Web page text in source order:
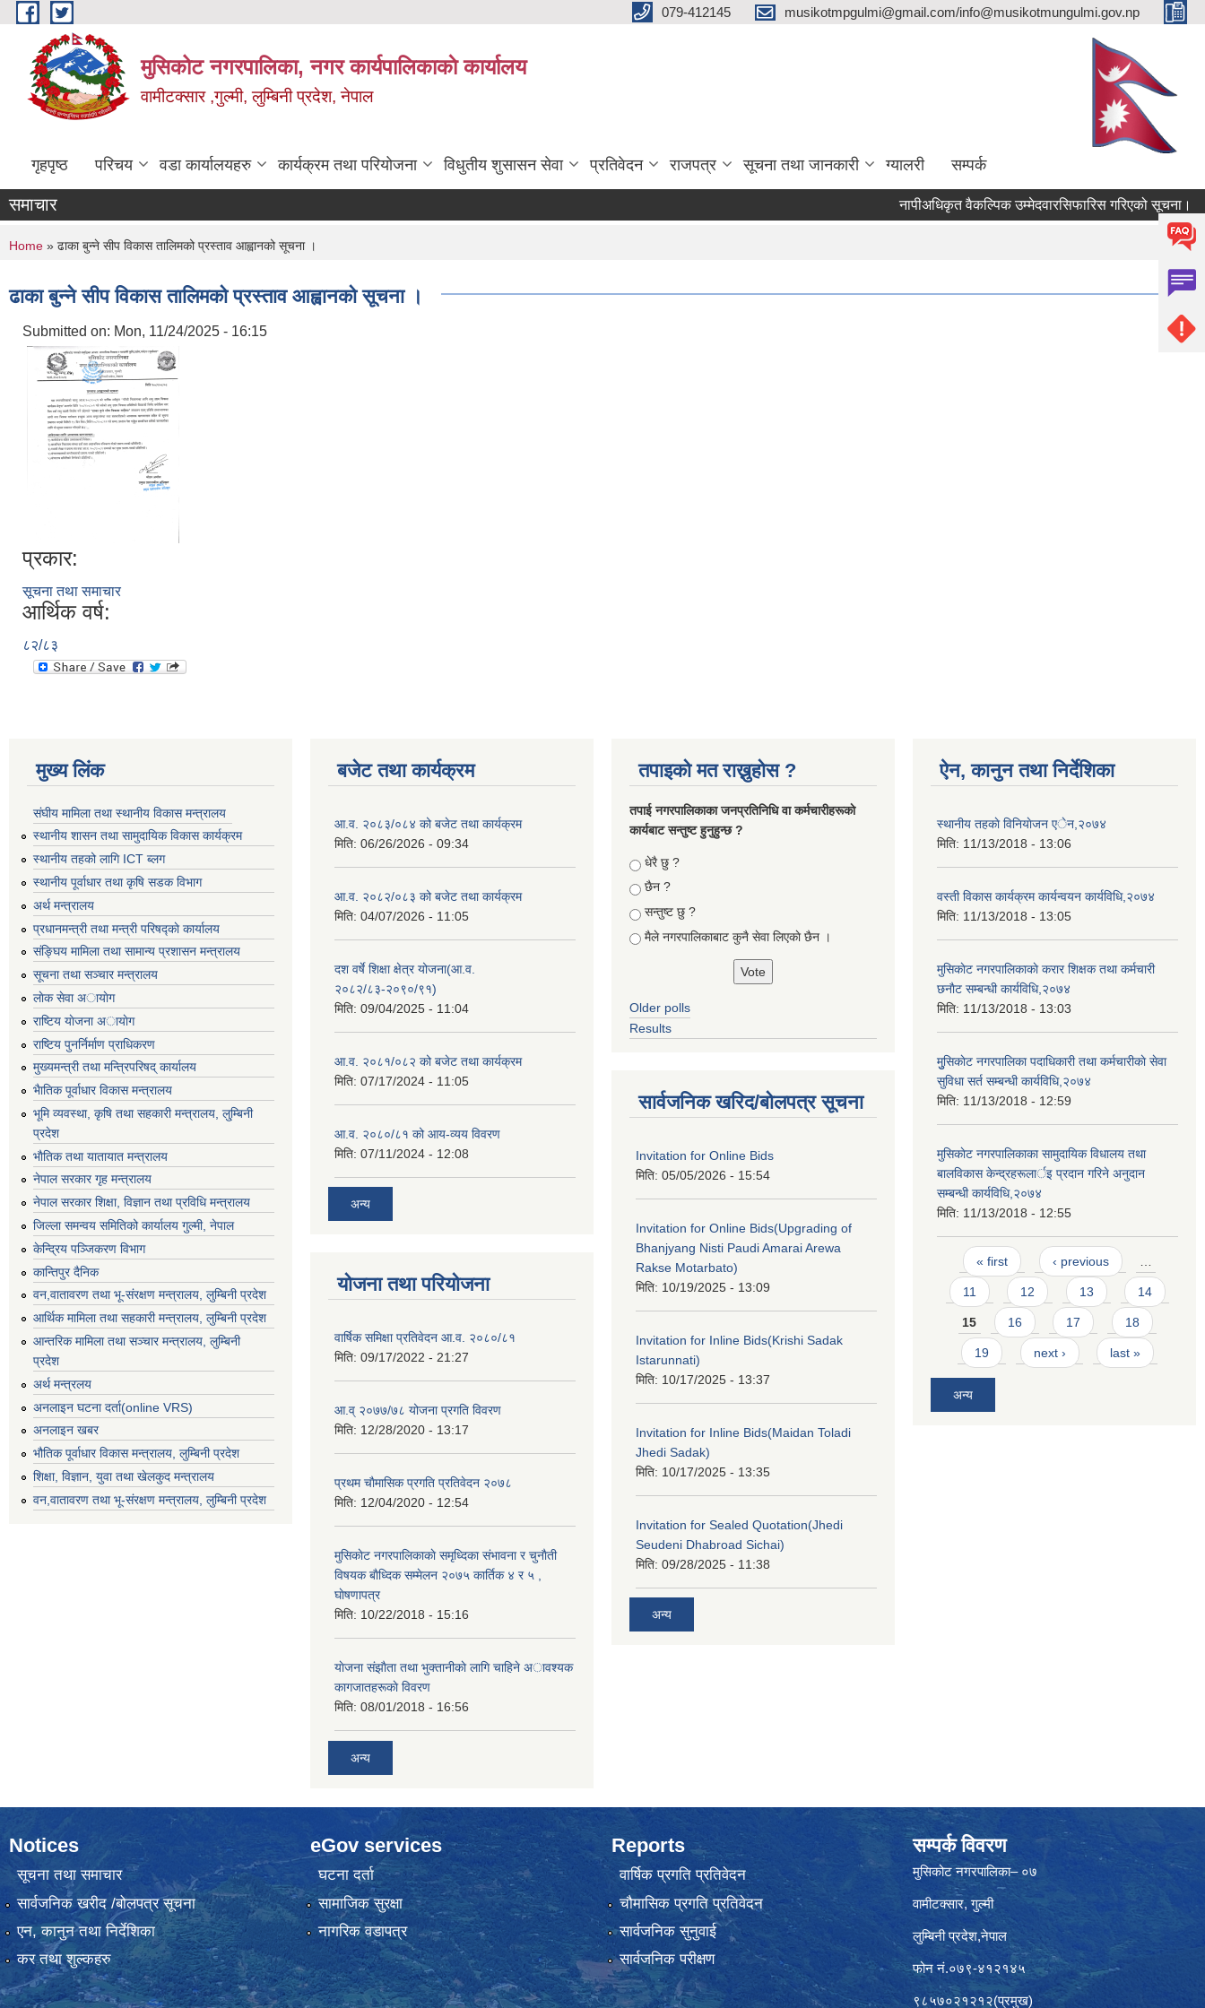
Skip to main content 079-412145 musikotmpgulmi@gmail.com/info@musikotmungulmi.gov.np
मुसिकोट नगरपालिका, नगर कार्यपालिकाकाे कार्यालय
वामीटक्सार ,गुल्मी, लुम्बिनी प्रदेश, नेपाल
गृहपृष्ठ परिचय वडा कार्यालयहरु कार्यक्रम तथा परियोजना विधुतीय शुसासन सेवा प्रतिवेदन राजपत्र सूचना तथा जानकारी ग्यालरी सम्पर्क
समाचार नापीअधिकृत वैकल्पिक उम्मेदवारसिफारिस गरिएको सूचना।
You are here
Home » ढाका बुन्ने सीप विकास तालिमको प्रस्ताव आह्वानको सूचना ।
ढाका बुन्ने सीप विकास तालिमको प्रस्ताव आह्वानको सूचना ।
Submitted on: Mon, 11/24/2025 - 16:15
प्रकार:
सूचना तथा समाचार
आर्थिक वर्ष:
८२/८३
मुख्य लिंक
संघीय मामिला तथा स्थानीय विकास मन्त्रालय
स्थानीय शासन तथा सामुदायिक विकास कार्यक्रम
स्थानीय तहको लागि ICT ब्लग
स्थानीय पूर्वाधार तथा कृषि सडक विभाग
अर्थ मन्त्रालय
प्रधानमन्त्री तथा मन्त्री परिषद्काे कार्यालय
संङ्घिय मामिला तथा सामान्य प्रशासन मन्त्रालय
सूचना तथा सञ्चार मन्त्रालय
लाेक सेवा अायाेग
राष्टिय याेजना अायाेग
राष्टिय पुनर्निर्माण प्राधिकरण
मुख्यमन्त्री तथा मन्त्रिपरिषद् कार्यालय
भैातिक पूर्वाधार विकास मन्त्रालय
भूमि व्यवस्था, कृषि तथा सहकारी मन्त्रालय, लु्म्बिनी
प्रदेश
भाैतिक तथा यातायात मन्त्रालय
नेपाल सरकार गृह मन्त्रालय
नेपाल सरकार शिक्षा, विज्ञान तथा प्रविधि मन्त्रालय
जिल्ला समन्वय समितिको कार्यालय गुल्मी, नेपाल
केन्द्रिय पञ्जिकरण विभाग
कान्तिपुर दैनिक
वन,वातावरण तथा भू-संरक्षण मन्त्रालय, लुम्बिनी प्रदेश
आर्थिक मामिला तथा सहकारी मन्त्रालय, लुम्बिनी प्रदेश
आन्तरिक मामिला तथा सञ्चार मन्त्रालय, लुम्बिनी
प्रदेश
अर्थ मन्त्रलय
अनलाइन घटना दर्ता(online VRS)
अनलाइन खबर
भौतिक पूर्वाधार विकास मन्त्रालय, लुम्बिनी प्रदेश
शिक्षा, विज्ञान, युवा तथा खेलकुद मन्‍‍त्रालय
वन,वातावरण तथा भू-संरक्षण मन्त्रालय, लुम्बिनी प्रदेश
बजेट तथा कार्यक्रम
आ.व. २०८३/०८४ को बजेट तथा कार्यक्रम
मिति: 06/26/2026 - 09:34
आ.व. २०८२/०८३ को बजेट तथा कार्यक्रम
मिति: 04/07/2026 - 11:05
दश वर्षे शिक्षा क्षेत्र योजना(आ.व.
२०८२/८३-२०९०/९१)
मिति: 09/04/2025 - 11:04
आ.व. २०८१/०८२ को बजेट तथा कार्यक्रम
मिति: 07/17/2024 - 11:05
आ.व. २०८०/८१ को आय-व्यय विवरण
मिति: 07/11/2024 - 12:08
अन्य
योजना तथा परियोजना
वार्षिक समिक्षा प्रतिवेदन आ.व. २०८०/८१
मिति: 09/17/2022 - 21:27
आ.व् २०७७/७८ योजना प्रगति विवरण
मिति: 12/28/2020 - 13:17
प्रथम चाैमासिक प्रगति प्रतिवेदन २०७८
मिति: 12/04/2020 - 12:54
मुसिकाेट नगरपालिकाकाे समृध्दिका संभावना र चुनाैती
विषयक बाैध्दिक सम्मेलन २०७५ कार्तिक ४ र ५ ,
घाेषणापत्र
मिति: 10/22/2018 - 15:16
याेजना संझाैता तथा भुक्तानीकाे लागि चाहिने अावश्यक
कागजातहरूकाे विवरण
मिति: 08/01/2018 - 16:56
अन्य
तपाइको मत राख्नुहोस ?
तपा‌ई नगरपालिकाका जनप्रतिनिधि वा कर्मचारीहरूकाे
कार्यबाट सन्तुष्ट हुनुहुन्छ ?
Choices
धेरै छु ?
छैन ?
सन्तुष्ट छु ?
मैले नगरपालिकाबाट कुनै सेवा लिएकाे छैन ।
Older polls
Results
सार्वजनिक खरिद/बोलपत्र सूचना
Invitation for Online Bids
मिति: 05/05/2026 - 15:54
Invitation for Online Bids(Upgrading of
Bhanjyang Nisti Paudi Amarai Arewa
Rakse Motarbato)
मिति: 10/19/2025 - 13:09
Invitation for Inline Bids(Krishi Sadak
Istarunnati)
मिति: 10/17/2025 - 13:37
Invitation for Inline Bids(Maidan Toladi
Jhedi Sadak)
मिति: 10/17/2025 - 13:35
Invitation for Sealed Quotation(Jhedi
Seudeni Dhabroad Sichai)
मिति: 09/28/2025 - 11:38
अन्य
ऐन, कानुन तथा निर्देशिका
स्थानीय तहकाे विनियाेजन एेन,२०७४
मिति: 11/13/2018 - 13:06
वस्ती विकास कार्यक्रम कार्यन्वयन कार्यविधि,२०७४
मिति: 11/13/2018 - 13:05
मुसिकाेट नगरपालिकाकाे करार शिक्षक तथा कर्मचारी
छनाैट सम्बन्धी कार्यविधि,२०७४
मिति: 11/13/2018 - 13:03
मुुसिकाेट नगरपालिका पदाधिकारी तथा कर्मचारीकाे सेवा
सुविधा सर्त सम्बन्धी कार्यविधि,२०७४
मिति: 11/13/2018 - 12:59
मुसिकाेट नगरपालिकाका सामुदायिक विधालय तथा
बालविकास केन्द्रहरूलार्इ प्रदान गरिने अनुदान
सम्बन्धी कार्यविधि,२०७४
मिति: 11/13/2018 - 12:55
Pages
« first ‹ previous …
11 12 13 14
15 16 17 18
19 next › last »
अन्य
Notices
सूचना तथा समाचार
सार्वजनिक खरीद /बोलपत्र सूचना
एन, कानुन तथा निर्देशिका
कर तथा शुल्कहरु
eGov services
घटना दर्ता
सामाजिक सुरक्षा
नागरिक वडापत्र
Reports
वार्षिक प्रगति प्रतिवेदन
चौमासिक प्रगति प्रतिवेदन
सार्वजनिक सुनुवाई
सार्वजनिक परीक्षण
सम्पर्क विवरण
मुसिकोट नगरपालिका– ०७
वामीटक्सार, गुल्मी
लुम्बिनी प्रदेश,नेपाल
फोन नं.०७९-४१२१४५
९८५७०२१२१२(प्रमुख)